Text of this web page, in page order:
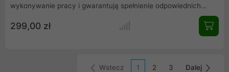
wykonywanie pracy i gwarantują spełnienie odpowiednich
wymagań. Zestaw narzedzi do instalacji fotowoltaicznych, w
zestawie : zaciskarka, ściągacz izolacji, nóż, klucz do złączy.
299,00 zł
Wstecz 1 2 3 Dalej